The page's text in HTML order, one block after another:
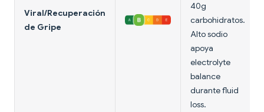
Viral/Recuperación
de Gripe
40g
carbohidratos.
Alto sodio
apoya
electrolyte
balance
durante fluid
loss.